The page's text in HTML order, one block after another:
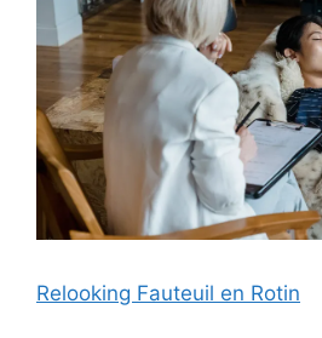
Relooking Fauteuil en Rotin